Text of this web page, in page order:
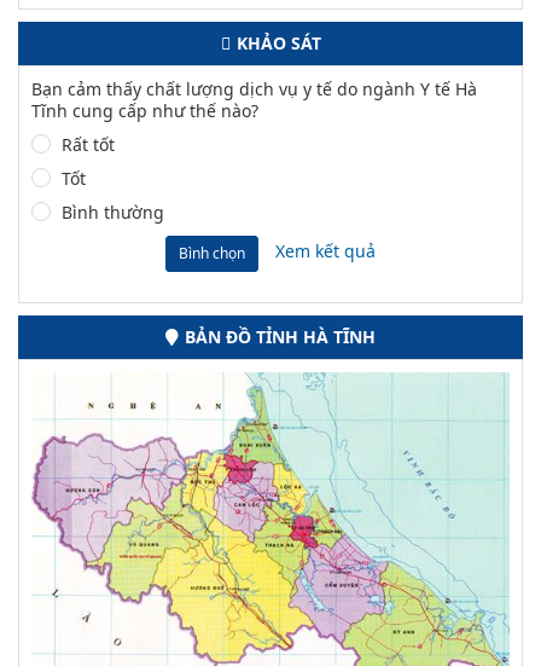
KHẢO SÁT
Bạn cảm thấy chất lượng dịch vụ y tế do ngành Y tế Hà
Tĩnh cung cấp như thế nào?
Rất tốt
Tốt
Bình thường
Bình chọn Xem kết quả
BẢN ĐỒ TỈNH HÀ TĨNH